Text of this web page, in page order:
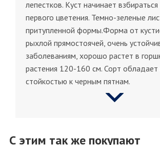
лепестков. Куст начинает
первого цветения. Темно-зеленые
притупленной формы.Форма от
рыхлой прямостоячей, очень
заболеваниям, хорошо растет в
растения 120-160 см. Сорт обладает
стойкостью к черным пятнам.
С этим так же покупают